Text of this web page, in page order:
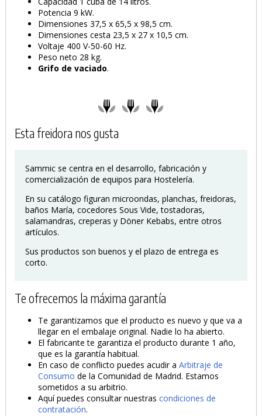
PRODUCTO AÑADIDO AL CARRITO
Potencia 9 kW.
Dimensiones 37,5 x 65,5 x 98,5 cm.
Dimensiones cesta 23,5 x 27 x 10,5 cm.
Voltaje 400 V-50-60 Hz.
Peso neto 28 kg.
Grifo de vaciado.
Esta freidora nos gusta
Sammic se centra en el desarrollo, fabricación y
comercialización de equipos para Hostelería.
En su catálogo figuran microondas, planchas, freidoras,
baños María, cocedores Sous Vide, tostadoras,
salamandras, creperas y Döner Kebabs, entre otros
artículos.
Sus productos son buenos y el plazo de entrega es
corto.
Te ofrecemos la máxima garantía
Te garantizamos que el producto es nuevo y que va a
llegar en el embalaje original. Nadie lo ha abierto.
El fabricante te garantiza el producto durante 1 año,
que es la garantía habitual.
En caso de conflicto puedes acudir aArbitraje de
Consumo de la Comunidad de Madrid. Estamos
sometidos a su arbitrio.
Aquí puedes consultar nuestrascondiciones de
contratación.